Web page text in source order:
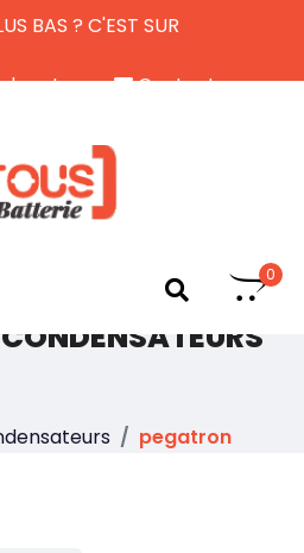
BAS ? C'EST SUR
retour
Contactez-nous
0
pegatron